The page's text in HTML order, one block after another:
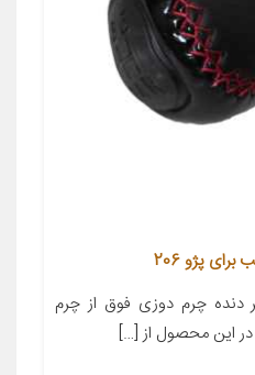
چرم دوزی فوق از چرم
در این محصول از […]